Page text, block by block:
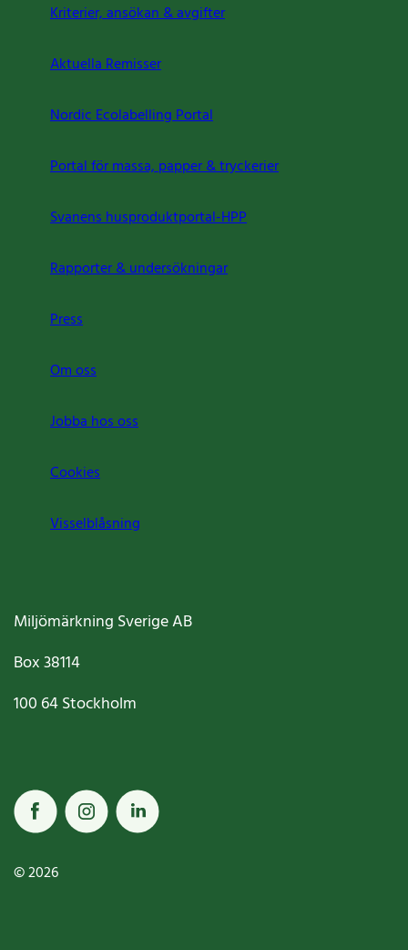
Kriterier, ansökan & avgifter
Aktuella Remisser
Nordic Ecolabelling Portal
Portal för massa, papper & tryckerier
Svanens husproduktportal-HPP
Rapporter & undersökningar
Press
Om oss
Jobba hos oss
Cookies
Visselblåsning
Miljömärkning Sverige AB
Box38114
100 64Stockholm
© 2026